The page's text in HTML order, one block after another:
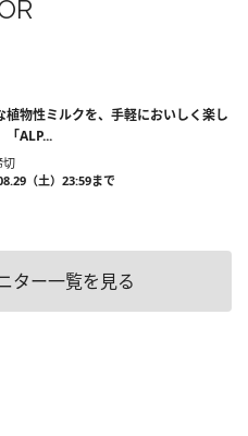
植物性ミルクを、手軽においしく楽し
「ALP...
切
（土）23:59まで
ター一覧を見る